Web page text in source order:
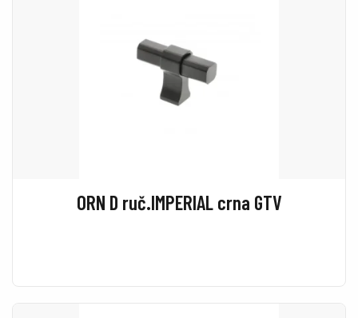
ORN D ruč.IMPERIAL crna GTV